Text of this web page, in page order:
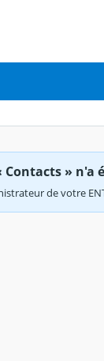
» n'a
de votre